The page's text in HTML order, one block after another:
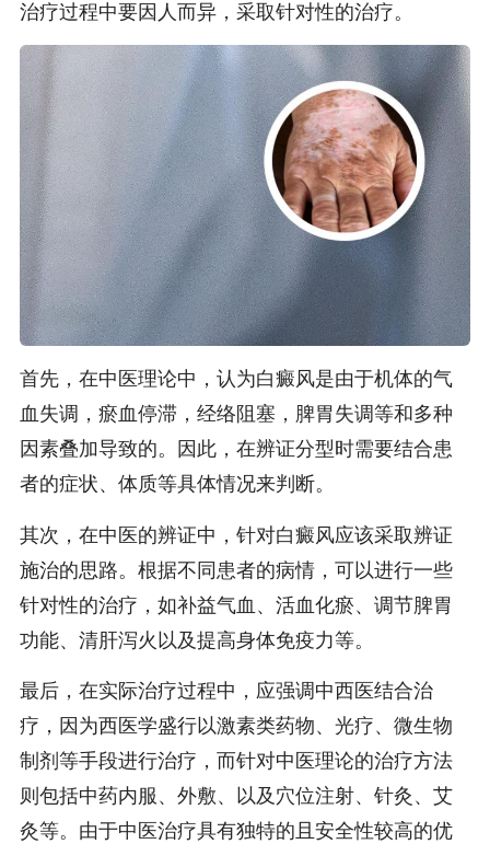
治疗过程中要因人而异，采取针对性的治疗。
首先，在中医理论中，认为白癜风是由于机体的气
血失调，瘀血停滞，经络阻塞，脾胃失调等和多种
因素叠加导致的。因此，在辨证分型时需要结合患
者的症状、体质等具体情况来判断。
其次，在中医的辨证中，针对白癜风应该采取辨证
施治的思路。根据不同患者的病情，可以进行一些
针对性的治疗，如补益气血、活血化瘀、调节脾胃
功能、清肝泻火以及提高身体免疫力等。
最后，在实际治疗过程中，应强调中西医结合治
疗，因为西医学盛行以激素类药物、光疗、微生物
制剂等手段进行治疗，而针对中医理论的治疗方法
则包括中药内服、外敷、以及穴位注射、针灸、艾
灸等。由于中医治疗具有独特的且安全性较高的优